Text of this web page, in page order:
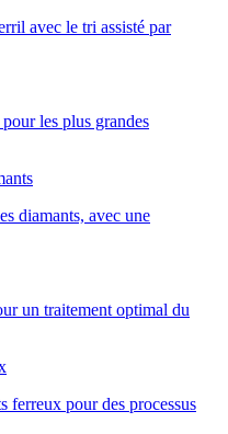
avec le tri assisté par
les plus grandes
diamants, avec une
un traitement optimal du
ferreux pour des processus